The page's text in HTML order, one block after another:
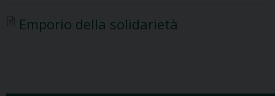
Emporio della solidarietà